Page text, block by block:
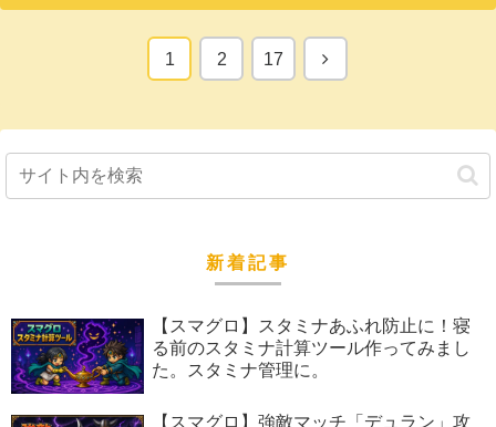
1 2 17 次
新着記事
【スマグロ】スタミナあふれ防止に！寝
る前のスタミナ計算ツール作ってみまし
た。スタミナ管理に。
【スマグロ】強敵マッチ「デュラン」攻